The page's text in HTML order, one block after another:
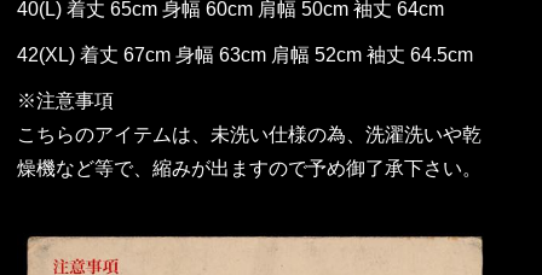
40(L) 着丈 65cm 身幅 60cm 肩幅 50cm 袖丈 64cm
42(XL) 着丈 67cm 身幅 63cm 肩幅 52cm 袖丈 64.5cm
※注意事項
こちらのアイテムは、未洗い仕様の為、洗濯洗いや乾
燥機など等で、縮みが出ますので予め御了承下さい。